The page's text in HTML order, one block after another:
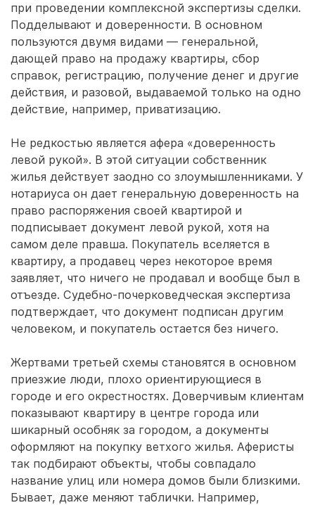
при проведении комплексной экспертизы сделки.
Подделывают и доверенности. В основном
пользуются двумя видами — генеральной,
дающей право на продажу квартиры, сбор
справок, регистрацию, получение денег и другие
действия, и разовой, выдаваемой только на одно
действие, например, приватизацию.
Не редкостью является афера «доверенность
левой рукой». В этой ситуации собственник
жилья действует заодно со злоумышленниками. У
нотариуса он дает генеральную доверенность на
право распоряжения своей квартирой и
подписывает документ левой рукой, хотя на
самом деле правша. Покупатель вселяется в
квартиру, а продавец через некоторое время
заявляет, что ничего не продавал и вообще был в
отъезде. Судебно-почерковедческая экспертиза
подтверждает, что документ подписан другим
человеком, и покупатель остается без ничего.
Жертвами третьей схемы становятся в основном
приезжие люди, плохо ориентирующиеся в
городе и его окрестностях. Доверчивым клиентам
показывают квартиру в центре города или
шикарный особняк за городом, а документы
оформляют на покупку ветхого жилья. Аферисты
так подбирают объекты, чтобы совпадало
название улиц или номера домов были близкими.
Бывает, даже меняют таблички. Например,